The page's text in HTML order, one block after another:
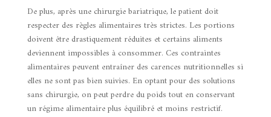
De plus, après une chirurgie bariatrique, le patient doit
respecter des règles alimentaires très strictes. Les portions
doivent être drastiquement réduites et certains aliments
deviennent impossibles à consommer. Ces contraintes
alimentaires peuvent entraîner des carences nutritionnelles si
elles ne sont pas bien suivies. En optant pour des solutions
sans chirurgie, on peut perdre du poids tout en conservant
un régime alimentaire plus équilibré et moins restrictif.